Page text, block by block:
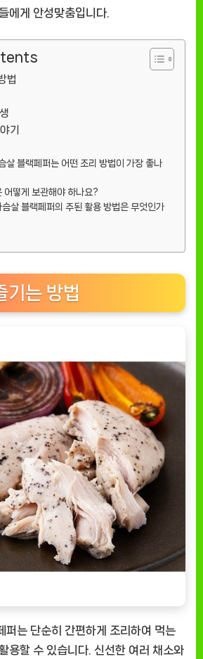
에게 안성맞춤입니다.
법
기
살 블랙페퍼는 어떤 조리 방법이 가장 좋나
어떻게 보관해야 하나요?
살 블랙페퍼의 주된 활용 방법은 무엇인가
기는 방법
퍼는 단순히 간편하게 조리하여 먹는
용할 수 있습니다. 신선한 여러 채소와